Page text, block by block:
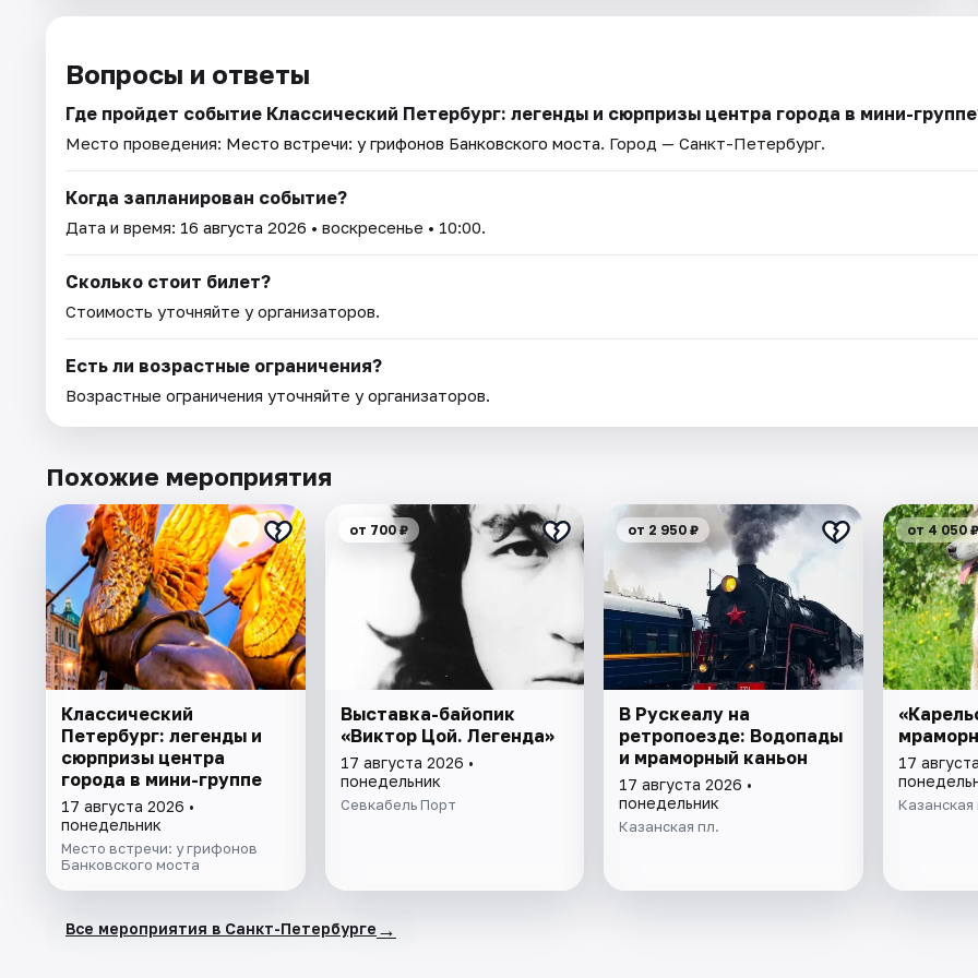
Вопросы и ответы
Где пройдет событие Классический Петербург: легенды и сюрпризы центра города в мини-
Место проведения: Место встречи: у грифонов Банковского моста. Город — Санкт-Петербург.
Когда запланирован событие?
Дата и время: 16 августа 2026 • воскресенье • 10:00.
Сколько стоит билет?
Стоимость уточняйте у организаторов.
Есть ли возрастные ограничения?
Возрастные ограничения уточняйте у организаторов.
Похожие мероприятия
Классический
Петербург: легенды и
сюрпризы центра
города в мини-группе
17 августа 2026 •
понедельник
Место встречи: у грифонов
Банковского моста
от 700 ₽
Выставка-байопик
«Виктор Цой. Легенда»
17 августа 2026 •
понедельник
Севкабель Порт
от 2 950 ₽
В Рускеалу на
ретропоезде: Водопады
и мраморный каньон
17 августа 2026 •
понедельник
Казанская пл.
от 4 050 ₽
17
Казанская
Все мероприятия в Санкт-Петербурге →